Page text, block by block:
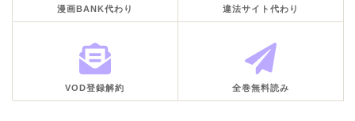
漫画BANK代わり 違法サイト代わり
VOD登録解約 全巻無料読み